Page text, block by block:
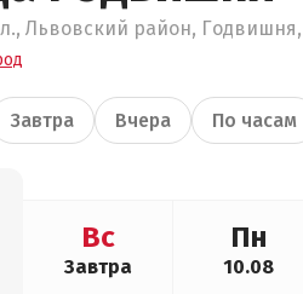
Львовский район, Годвишня,
Завтра Вчера По часам
Вс
Завтра
Пн
10.08